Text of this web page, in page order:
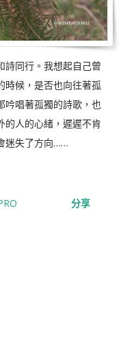
詩同行。我想起自己曾
時候，是否也向往著孤
吟唱著孤獨的詩歌，也
的人的心緒，遲遲不肯
迷失了方向……
分享